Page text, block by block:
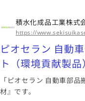
積水化成品工業株式
https://
ピオセラン 自動
ト（環境貢献製
「ピオセラン 自動車部
材』です。